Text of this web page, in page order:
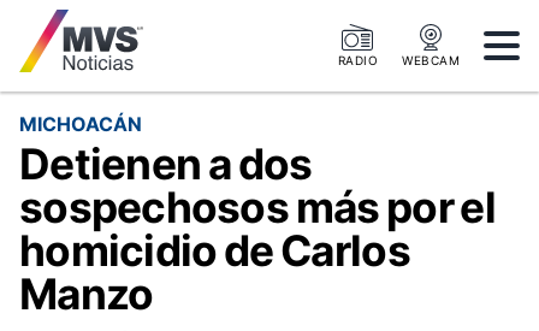
RADIO WEBCAM
MICHOACÁN
Detienen a dos
sospechosos más por el
homicidio de Carlos
Manzo